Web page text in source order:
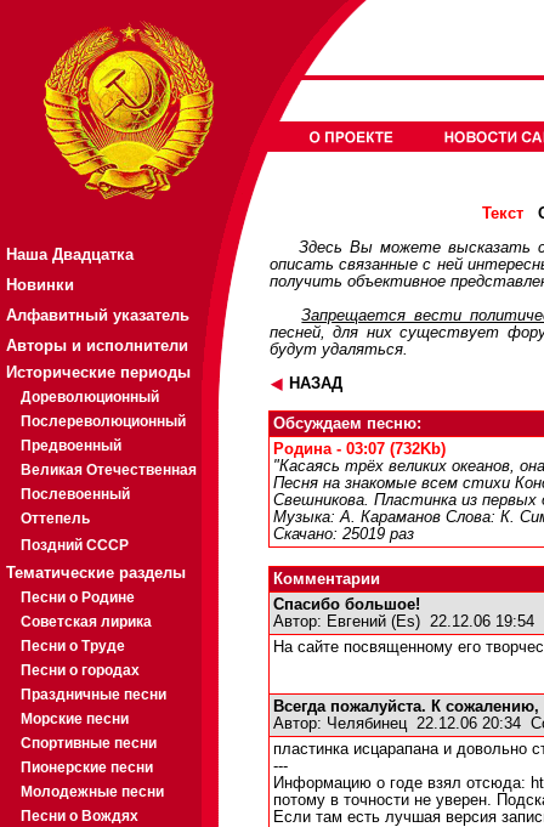
Наша Двадцатка
Новинки
Алфавитный указатель
Авторы и исполнители
Исторические периоды
Дореволюционный
Послереволюционный
Предвоенный
Великая Отечественная
Послевоенный
Оттепель
Поздний СССР
Тематические разделы
Песни о Родине
Советская лирика
Песни о Труде
Песни о городах
Праздничные песни
Морские песни
Спортивные песни
Пионерские песни
Молодежные песни
Песни о Вождях
Текст
Здесь Вы можете высказать
описать связанные с ней
получить объективное
Запрещается вести
песней, для них существует
будут удаляться.
НАЗАД
Обсуждаем песню:
Родина - 03:07 (732Kb)
"Касаясь трёх великих океанов,
Песня на знакомые всем стихи
Свешникова. Пластинка из
Музыка: А. Караманов Слова: К.
Скачано: 25019 раз
Комментарии
Спасибо большое!
Автор: Евгений (Es) 22.12.06 19:54
На сайте посвященному его
Всегда пожалуйста. К
Автор: Челябинец22.12.06 20:34
пластинка исцарапана и довольно
---
Информацию о годе взял отсюда:
потому в точности не уверен.
Если там есть лучшая версия